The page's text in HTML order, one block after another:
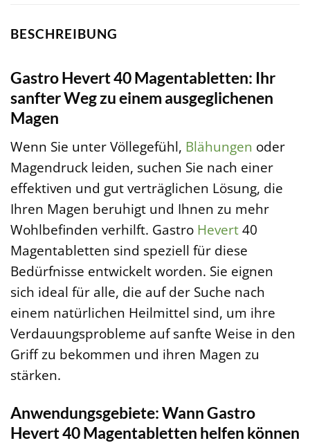
BESCHREIBUNG
Gastro Hevert 40 Magentabletten: Ihr
sanfter Weg zu einem ausgeglichenen
Magen
Wenn Sie unter Völlegefühl, Blähungen oder
Magendruck leiden, suchen Sie nach einer
effektiven und gut verträglichen Lösung, die
Ihren Magen beruhigt und Ihnen zu mehr
Wohlbefinden verhilft. Gastro Hevert40
Magentabletten sind speziell für diese
Bedürfnisse entwickelt worden. Sie eignen
sich ideal für alle, die auf der Suche nach
einem natürlichen Heilmittel sind, um ihre
Verdauungsprobleme auf sanfte Weise in den
Griff zu bekommen und ihren Magen zu
stärken.
Anwendungsgebiete: Wann Gastro
Hevert 40 Magentabletten helfen können